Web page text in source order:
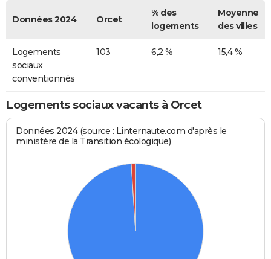
Données 2024 Orcet
% des
logements
Moyenne
des villes
Logements
sociaux
conventionnés
103 6,2 % 15,4 %
Logements sociaux vacants à Orcet
Données 2024 (source : Linternaute.com d'après le
ministère de la Transition écologique)